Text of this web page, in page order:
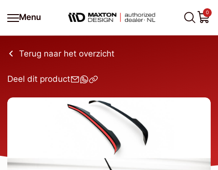
Menu
0
Terug naar het overzicht
Deel dit product